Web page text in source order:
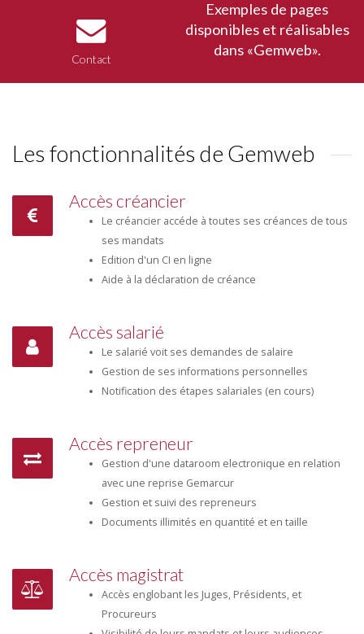
Contact
Exemples de pages
disponibles et réalisables
dans «Gemweb».
Les fonctionnalités de Gemweb
Accès créancier
Le créancier accéde à toutes ses créances de tous
ses mandats
Edition d'un CI en ligne
Aide à la déclaration de créance
Accès salarié
Le salarié voit ses demandes de salaire
Gestion de ses informations personnelles
Notification des étapes salariales (en cours)
Accès repreneur
Gestion d'une dataroom electronique en relation
avec une reprise Gemarcur
Gestion et suivi des repreneurs
Documents illimités en quantité et en taille
Accès magistrat
Accès englobant les Juges, Présidents, et
Procureurs